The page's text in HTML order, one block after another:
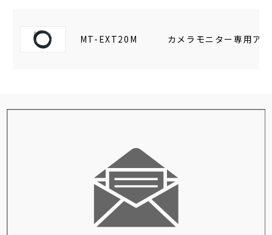
MT-EXT20M カメラモニター専用ア